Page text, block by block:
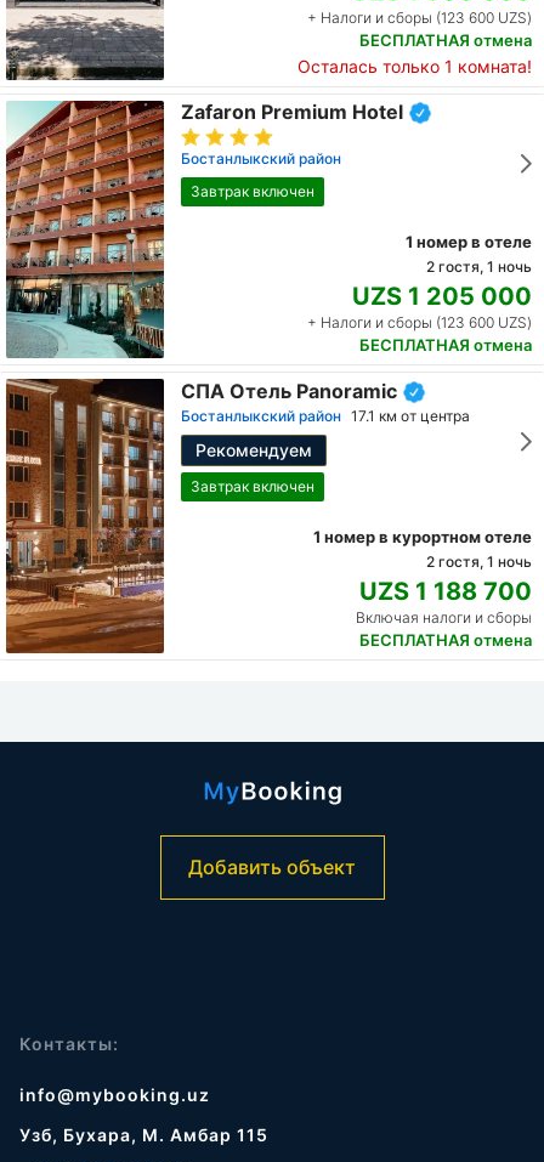
+ Налоги и сборы (123 600 UZS)
БЕСПЛАТНАЯ отмена
Осталась только 1 комната!
Zafaron Premium Hotel
Бостанлыкский район
Завтрак включен
1 номер в отеле
2 гостя, 1 ночь
UZS 1 205 000
+ Налоги и сборы (123 600 UZS)
БЕСПЛАТНАЯ отмена
СПА Отель Panoramic
Бостанлыкский район 17.1 км от центра
Рекомендуем
Завтрак включен
1 номер в курортном отеле
2 гостя, 1 ночь
UZS 1 188 700
Включая налоги и сборы
БЕСПЛАТНАЯ отмена
Добавить объект
Контакты:
info@mybooking.uz
Узб, Бухара, М. Амбар 115